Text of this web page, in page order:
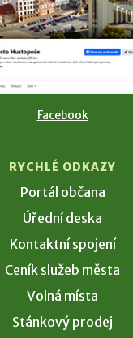
Facebook
RYCHLÉ ODKAZY
Portál občana
Úřední deska
Kontaktní spojení
Ceník služeb města
Volná místa
Stánkový prodej